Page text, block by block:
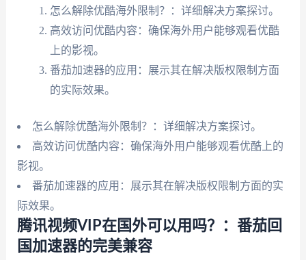
怎么解除优酷海外限制？：详细解决方案探讨。
高效访问优酷内容：确保海外用户能够观看优酷
上的影视。
番茄加速器的应用：展示其在解决版权限制方面
的实际效果。
怎么解除优酷海外限制？：详细解决方案探讨。
高效访问优酷内容：确保海外用户能够观看优酷上的
影视。
番茄加速器的应用：展示其在解决版权限制方面的实
际效果。
腾讯视频VIP在国外可以用吗？：番茄回
国加速器的完美兼容